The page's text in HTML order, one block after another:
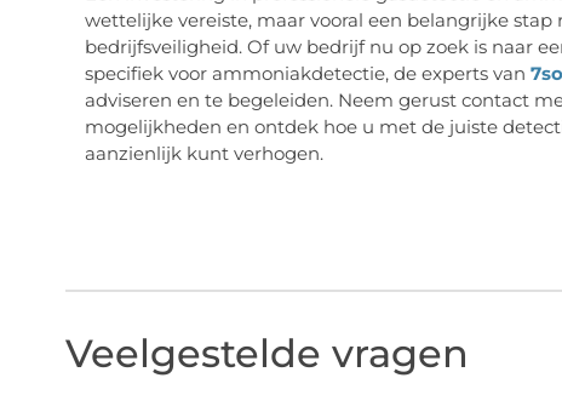
wettelijke vereiste, maar vooral een belangrijke
bedrijfsveiligheid. Of uw bedrijf nu op zoek is naar
specifiek voor ammoniakdetectie, de experts van
adviseren en te begeleiden. Neem gerust contact
mogelijkheden en ontdek hoe u met de juiste
aanzienlijk kunt verhogen.
Veelgestelde vragen